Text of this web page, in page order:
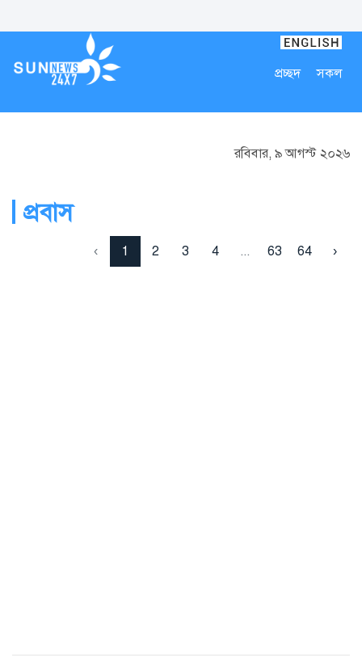
প্রচ্ছদ সকল
রবিবার, ৯ আগস্ট ২০২৬
প্রবাস
‹ 1 2 3 4 ... 63 64 ›